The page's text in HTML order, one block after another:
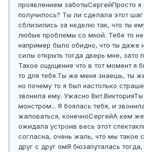
проявлением заботыСергейПросто я
получилось? Ты ли сделала этот
сблизились за неделю так, что ты
любые проблемы со мной. Тебе то
например было обидно, что ты даже
силы открыть тогда дверь мне, зато
Такое ощущение что в тот момент я
то для тебя.Ты же меня знаешь, ты
но почему то я был настолько
звонила ему. Ужасно Вит.ВикторияТы
монстром... Я боялась тебя, и
жаловаться, конечноСергейА кем же
ожидала устроив весь этот
согласна, очень жаль, что мы такое
друг с друг омЯ бюзапуталась